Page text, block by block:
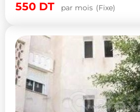
550 DT par mois (Fixe)